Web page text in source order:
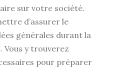
sur votre société.
d’assurer le
générales durant la
Vous y trouverez
pour préparer